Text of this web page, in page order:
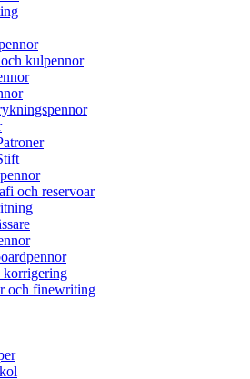
kulpennor
och reservoar
korrigering
och finewriting